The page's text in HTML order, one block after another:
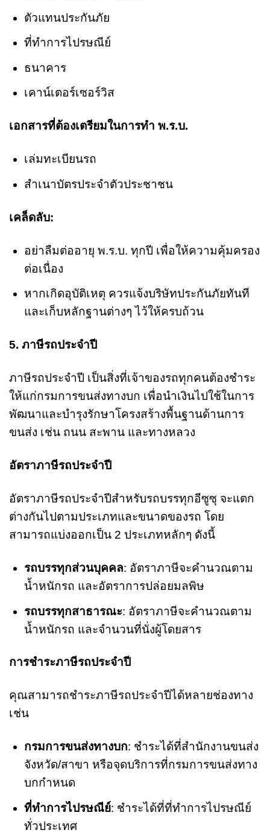
ตัวแทนประกันภัย
ที่ทำการไปรษณีย์
ธนาคาร
เคาน์เตอร์เซอร์วิส
เอกสารที่ต้องเตรียมในการทำ พ.ร.บ.
เล่มทะเบียนรถ
สำเนาบัตรประจำตัวประชาชน
เคล็ดลับ:
อย่าลืมต่ออายุ พ.ร.บ. ทุกปี เพื่อให้ความคุ้มครอง
ต่อเนื่อง
หากเกิดอุบัติเหตุ ควรแจ้งบริษัทประกันภัยทันที
และเก็บหลักฐานต่างๆ ไว้ให้ครบถ้วน
5. ภาษีรถประจำปี
ภาษีรถประจำปี เป็นสิ่งที่เจ้าของรถทุกคนต้องชำระ
ให้แก่กรมการขนส่งทางบก เพื่อนำเงินไปใช้ในการ
พัฒนาและบำรุงรักษาโครงสร้างพื้นฐานด้านการ
ขนส่ง เช่น ถนน สะพาน และทางหลวง
อัตราภาษีรถประจำปี
อัตราภาษีรถประจำปีสำหรับรถบรรทุกอีซูซุ จะแตก
ต่างกันไปตามประเภทและขนาดของรถ โดย
สามารถแบ่งออกเป็น 2 ประเภทหลักๆ ดังนี้
รถบรรทุกส่วนบุคคล: อัตราภาษีจะคำนวณตาม
น้ำหนักรถ และอัตราการปล่อยมลพิษ
รถบรรทุกสาธารณะ: อัตราภาษีจะคำนวณตาม
น้ำหนักรถ และจำนวนที่นั่งผู้โดยสาร
การชำระภาษีรถประจำปี
คุณสามารถชำระภาษีรถประจำปีได้หลายช่องทาง
เช่น
กรมการขนส่งทางบก: ชำระได้ที่สำนักงานขนส่ง
จังหวัด/สาขา หรือจุดบริการที่กรมการขนส่งทาง
บกกำหนด
ที่ทำการไปรษณีย์: ชำระได้ที่ที่ทำการไปรษณีย์
ทั่วประเทศ